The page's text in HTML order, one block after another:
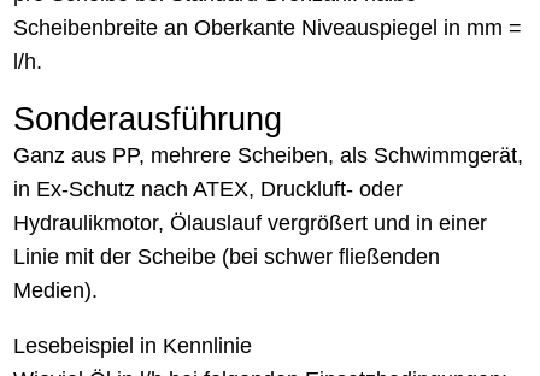
Scheibenbreite an Oberkante Niveauspiegel in mm =
l/h.
Sonderausführung
Ganz aus PP, mehrere Scheiben, als Schwimmgerät,
in Ex-Schutz nach ATEX, Druckluft- oder
Hydraulikmotor, Ölauslauf vergrößert und in einer
Linie mit der Scheibe (bei schwer fließenden
Medien).
Lesebeispiel in Kennlinie